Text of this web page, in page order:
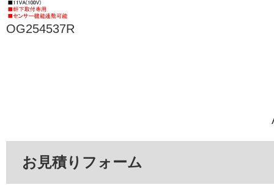
OG254537R
お見積りフォーム